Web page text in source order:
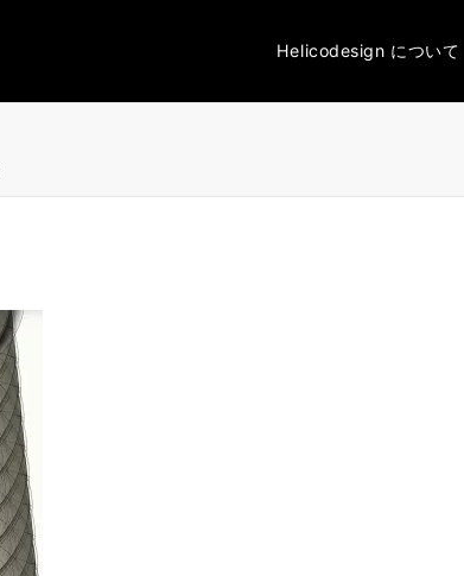
Helicodesign について